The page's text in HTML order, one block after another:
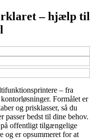
– hjælp til
– fra
Formålet er
og prisklasser, så du
passer bedst til dine behov.
på offentligt tilgængelige
og er opsummeret for at